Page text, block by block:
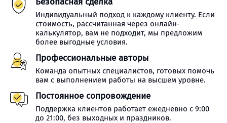
Индивидуальный подход к каждому клиенту. Если
стоимость, рассчитанная через онлайн-
калькулятор, вам не подходит, мы предложим
более выгодные условия.
Профессиональные авторы
Команда опытных специалистов, готовых помочь
вам с выполнением работы на высшем уровне.
Постоянное сопровождение
Поддержка клиентов работает ежедневно с 9:00
до 21:00, без выходных и праздников.